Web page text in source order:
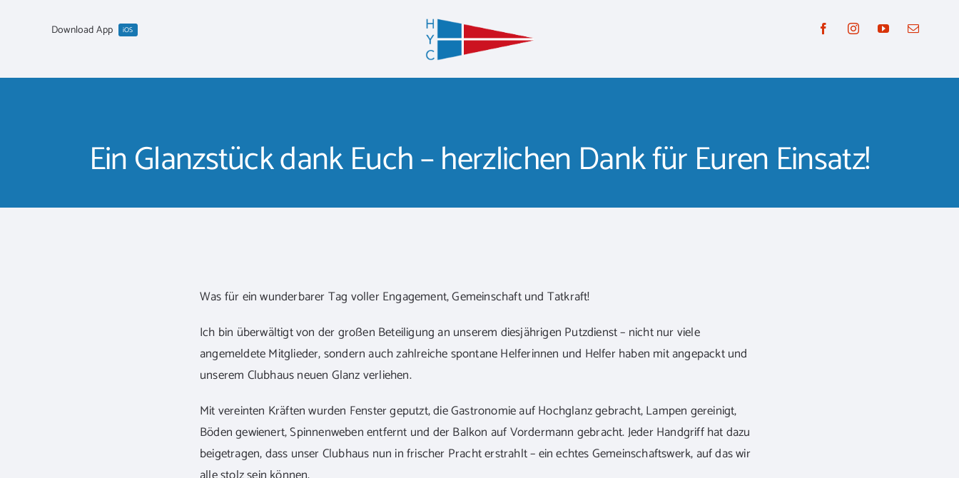
Download App iOS
Ein Glanzstück dank Euch – herzlichen Dank für Euren Einsatz!
Was für ein wunderbarer Tag voller Engagement, Gemeinschaft und Tatkraft!
Ich bin überwältigt von der großen Beteiligung an unserem diesjährigen Putzdienst – nicht nur viele
angemeldete Mitglieder, sondern auch zahlreiche spontane Helferinnen und Helfer haben mit angepackt und
unserem Clubhaus neuen Glanz verliehen.
Mit vereinten Kräften wurden Fenster geputzt, die Gastronomie auf Hochglanz gebracht, Lampen gereinigt,
Böden gewienert, Spinnenweben entfernt und der Balkon auf Vordermann gebracht. Jeder Handgriff hat dazu
beigetragen, dass unser Clubhaus nun in frischer Pracht erstrahlt – ein echtes Gemeinschaftswerk, auf das wir